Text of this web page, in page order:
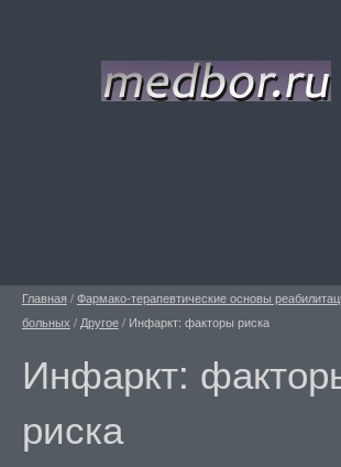
Главная /Фармако-терапевтические основы
больных / Другое/ Инфаркт: факторы риска
Инфаркт:
риска